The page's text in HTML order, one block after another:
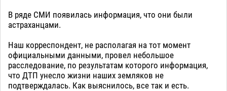
В ряде СМИ появилась информация, что они были
астраханцами.
Наш корреспондент, не располагая на тот момент
официальными данными, провел небольшое
расследование, по результатам которого информация,
что ДТП унесло жизни наших земляков не
подтверждалась. Как выяснилось, все так и есть.